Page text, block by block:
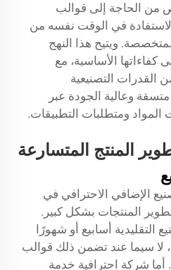
من الحاجة إلى قوالب
في الوقت نفسه من
ويتيح هذا النهج
كفاءاتها الأساسية، مع
القدرات التصنيعية
وعالية الجودة عبر
ومتطلبات التطبيقات.
المنتج المتسارعة
الإضافي الاحترافي في
المنتجات بشكل كبير.
التقليدية أسابيع أو شهورًا
لا سيما عند تضمن ذلك قوالب
شركة احترافية خدمة